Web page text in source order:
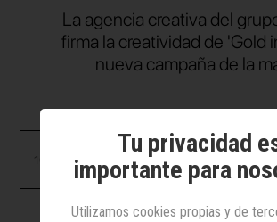
La agencia creativa del
firma la creatividad de 'Gold
nueva campaña de la
10 diciembre 2025
Tu privacidad
importante para
Utilizamos cookies propias y de